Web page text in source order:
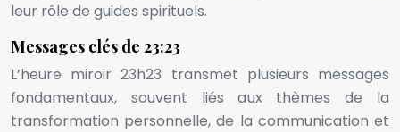
leur rôle de guides spirituels.
Messages clés de 23:23
L’heure miroir 23h23 transmet plusieurs messages
fondamentaux, souvent liés aux thèmes de la
transformation personnelle, de la communication et